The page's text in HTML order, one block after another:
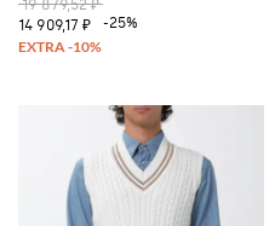
19 879,52 ₽
14 909,17 ₽
-25%